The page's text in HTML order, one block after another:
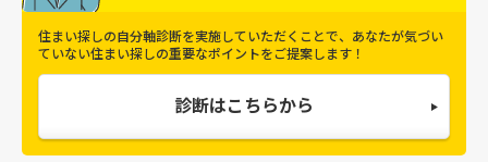
住まい探しの自分軸診断を実施していただくことで、 あなたが気づい
ていない住まい探しの重要なポイントをご提案します！
診断はこちらから